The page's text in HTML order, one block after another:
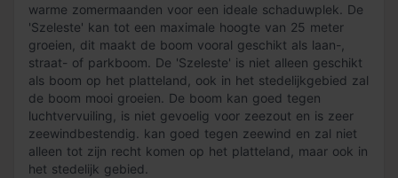
warme zomermaanden voor een ideale schaduwplek. De
'Szeleste' kan tot een maximale hoogte van 25 meter
groeien, dit maakt de boom vooral geschikt als laan-,
straat- of parkboom. De 'Szeleste' is niet alleen geschikt
als boom op het platteland, ook in het stedelijkgebied zal
de boom mooi groeien. De boom kan goed tegen
luchtvervuiling, is niet gevoelig voor zeezout en is zeer
zeewindbestendig. kan goed tegen zeewind en zal niet
alleen tot zijn recht komen op het platteland, maar ook in
het stedelijk gebied.